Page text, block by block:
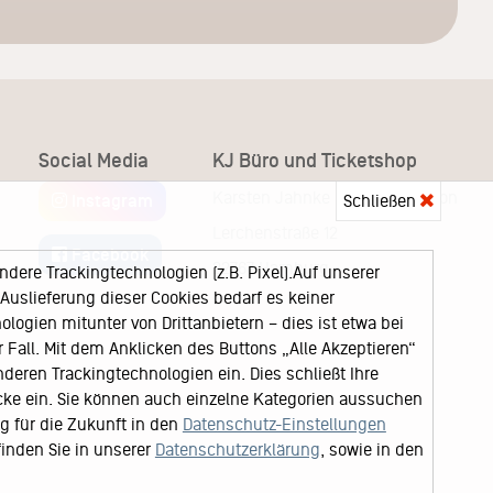
Social Media
Facebook
KJ Büro und Ticketshop
Karsten Jahnke Konzertdirektion
22767 Hamburg
Schließen
Trackingtechnologien (z.B. Pixel).Auf unserer
dieser Cookies bedarf es keiner
mitunter von Drittanbietern – dies ist etwa bei
Mit dem Anklicken des Buttons „Alle Akzeptieren“
Trackingtechnologien ein. Dies schließt Ihre
ein. Sie können auch einzelne Kategorien aussuchen
für die Zukunft in den Datenschutz-Einstellungen
Sie in unserer Datenschutzerklärung , sowie in den